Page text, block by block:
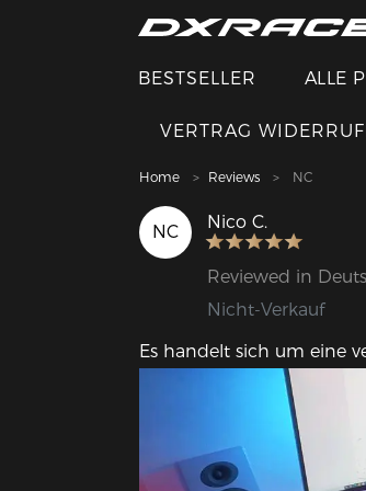
BESTSELLER ALLE
VERTRAG
Home Reviews NC
NC Nico C.
Reviewed in
Nicht-Verkauf
Es handelt sich um eine